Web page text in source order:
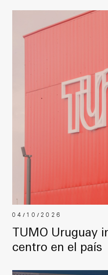
04/10/2026
TUMO Uruguay
centro en el país